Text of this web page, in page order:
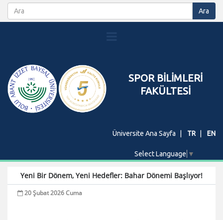
SPOR BİLİMLERİ
FAKÜLTESİ
Üniversite Ana Sayfa TR EN
Select Language ▼
Yeni Bir Dönem, Yeni Hedefler: Bahar Dönemi Başlıyor!
20 Şubat 2026 Cuma